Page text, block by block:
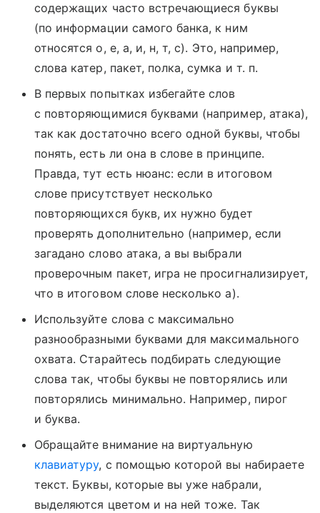
содержащих часто встречающиеся буквы
(по информации самого банка, к ним
относятся о, е, а, и, н, т, с). Это, например,
слова катер, пакет, полка, сумка и т. п.
В первых попытках избегайте слов
с повторяющимися буквами (например, атака),
так как достаточно всего одной буквы, чтобы
понять, есть ли она в слове в принципе.
Правда, тут есть нюанс: если в итоговом
слове присутствует несколько
повторяющихся букв, их нужно будет
проверять дополнительно (например, если
загадано слово атака, а вы выбрали
проверочным пакет, игра не просигнализирует,
что в итоговом слове несколько а).
Используйте слова с максимально
разнообразными буквами для максимального
охвата. Старайтесь подбирать следующие
слова так, чтобы буквы не повторялись или
повторялись минимально. Например, пирог
и буква.
Обращайте внимание на виртуальную
клавиатуру, с помощью которой вы набираете
текст. Буквы, которые вы уже набрали,
выделяются цветом и на ней тоже. Так